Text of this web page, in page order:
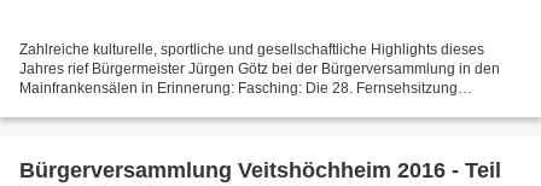
Zahlreiche kulturelle, sportliche und gesellschaftliche Highlights dieses
Jahres rief Bürgermeister Jürgen Götz bei der Bürgerversammlung in den
Mainfrankensälen in Erinnerung: Fasching: Die 28. Fernsehsitzung
Bürgerversammlung Veitshöchheim 2016 - Teil